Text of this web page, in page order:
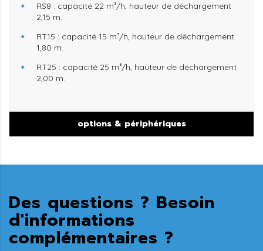
RS8 : capacité 22 m³/h, hauteur de déchargement
2,15 m.
RT15 : capacité 15 m³/h, hauteur de déchargement
1,80 m.
RT25 : capacité 25 m³/h, hauteur de déchargement
2,00 m.
options & périphériques
Des questions ? Besoin
d'informations
complémentaires ?